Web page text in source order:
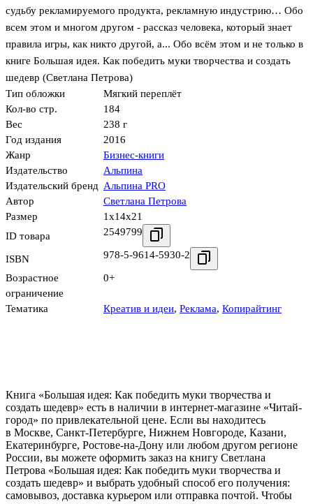
судьбу рекламируемого продукта, рекламную индустрию… Обо
всем этом и многом другом - рассказ человека, который знает
правила игры, как никто другой, а... Обо всём этом и не только в
книге Большая идея. Как победить муки творчества и создать
шедевр (Светлана Петрова)
Тип обложки
Мягкий переплёт
Кол-во стр.
184
Вес
238 г
Год издания
2016
Жанр
Бизнес-книги
Издательство
Альпина
Издательский бренд Альпина PRO
Автор
Светлана Петрова
Размер
1x14x21
ID товара
2549799
ISBN 978-5-9614-5930-2
Возрастное
ограничение
0+
Тематика Креатив и идеи, Реклама, Копирайтинг
Книга «Большая идея: Как победить муки творчества и
создать шедевр» есть в наличии в интернет-магазине «Читай-
город» по привлекательной цене. Если вы находитесь
в Москве, Санкт-Петербурге, Нижнем Новгороде, Казани,
Екатеринбурге, Ростове-на-Дону или любом другом регионе
России, вы можете оформить заказ на книгу Светлана
Петрова «Большая идея: Как победить муки творчества и
создать шедевр» и выбрать удобный способ его получения:
самовывоз, доставка курьером или отправка почтой. Чтобы